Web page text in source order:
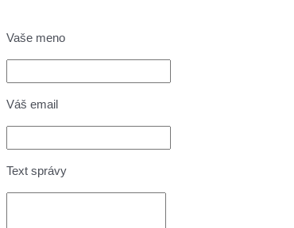
Vaše meno
Váš email
Text správy